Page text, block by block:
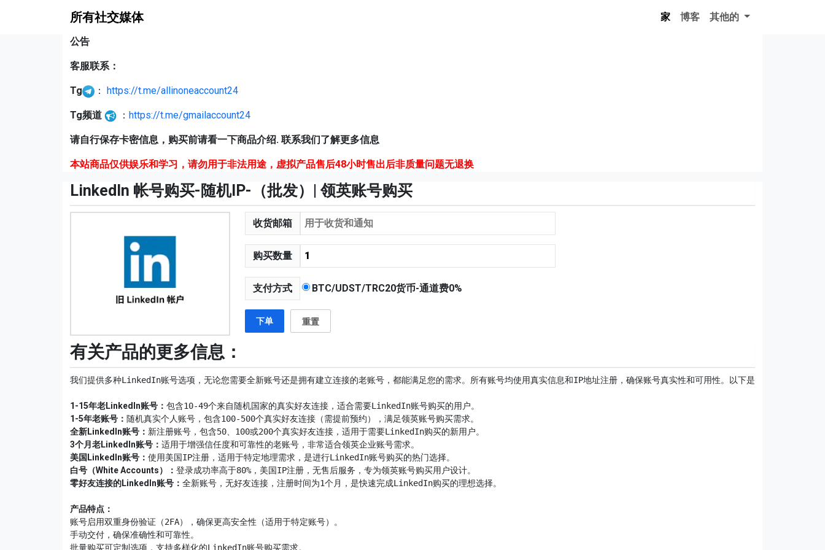
所有社交媒体 家 博客 其他的
公告
客服联系：
Tg ： https://t.me/allinoneaccount24
Tg频道 ： https://t.me/gmailaccount24
请自行保存卡密信息，购买前请看一下商品介绍. 联系我们了解更多信息
本站商品仅供娱乐和学习，请勿用于非法用途，虚拟产品售后48小时售出后非质量问题无退换
LinkedIn 帐号购买-随机IP-（批发）| 领英账号购买
收货邮箱
购买数量
支付方式 BTC/UDST/TRC20货币-通道费0%
下单 重置
有关产品的更多信息：
我们提供多种LinkedIn账号选项，无论您需要全新账号还是拥有建立连接的老账号，都能满足您的需求。所有账号均使用真实信息和IP地址注册，确保账号真实性和可用性。以下是可选项：
1-15年老LinkedIn账号：
1-5年老账号：
全新LinkedIn账号：
3个月老LinkedIn账号：
美国LinkedIn账号：
白号（White Accounts）：
零好友连接的LinkedIn账号： 全新账号，无好友连接，注册时间为1个月，是快速完成LinkedIn购买的理想选择。
账号启用双重身份验证（2FA），确保更高安全性（适用于特定账号）。
手动交付，确保准确性和可靠性。
批量购买可定制选项，支持多样化的LinkedIn账号购买需求。